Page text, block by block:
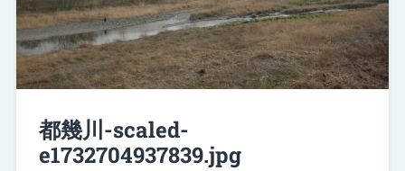
都幾川-scaled-
e1732704937839.jpg